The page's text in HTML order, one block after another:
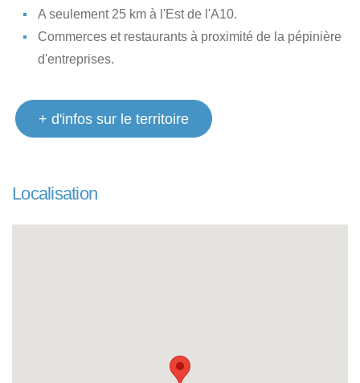
A seulement 25 km à l'Est de l'A10.
Commerces et restaurants à proximité de la pépinière
d'entreprises.
+ d'infos sur le territoire
Localisation